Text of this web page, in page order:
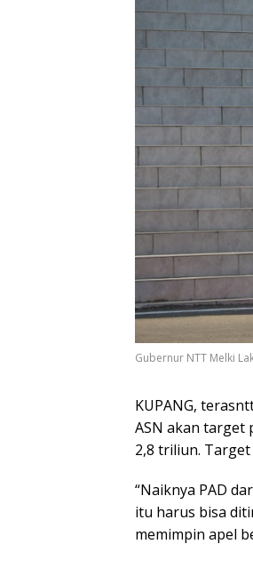
Gubernur NTT Melki
KUPANG,
ASN akan target
2,8 triliun.
“Naiknya PAD
itu harus bisa
memimpin apel